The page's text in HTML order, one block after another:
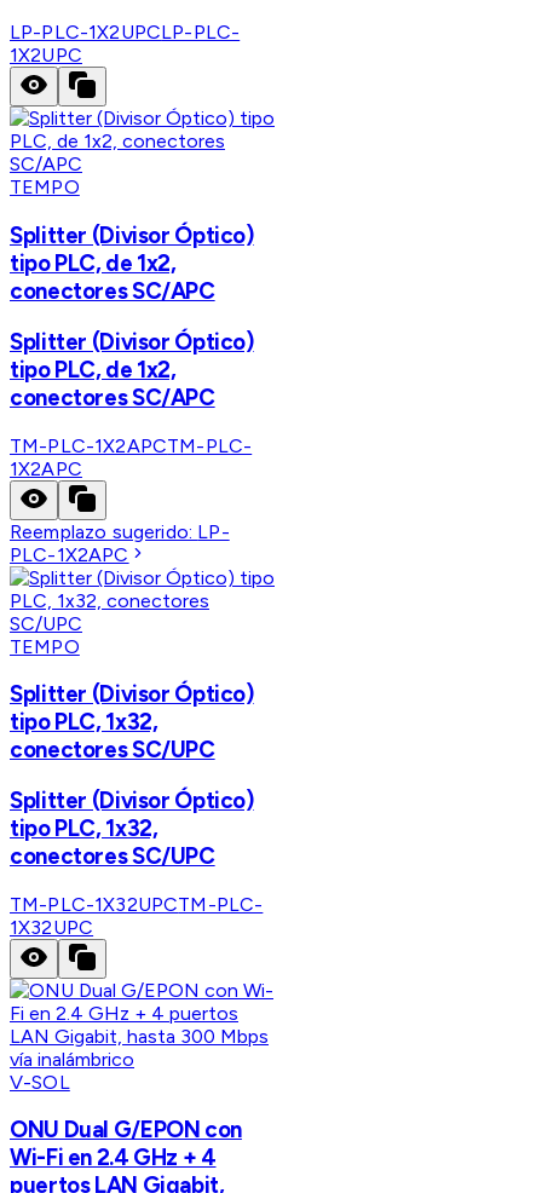
LP-PLC-1X2UPCLP-PLC-
1X2UPC
TEMPO
Splitter (Divisor Óptico)
tipo PLC, de 1x2,
conectores SC/APC
Splitter (Divisor Óptico)
tipo PLC, de 1x2,
conectores SC/APC
TM-PLC-1X2APCTM-PLC-
1X2APC
Reemplazo sugerido: LP-
PLC-1X2APC
TEMPO
Splitter (Divisor Óptico)
tipo PLC, 1x32,
conectores SC/UPC
Splitter (Divisor Óptico)
tipo PLC, 1x32,
conectores SC/UPC
TM-PLC-1X32UPCTM-PLC-
1X32UPC
V-SOL
ONU Dual G/EPON con
Wi-Fi en 2.4 GHz + 4
puertos LAN Gigabit,